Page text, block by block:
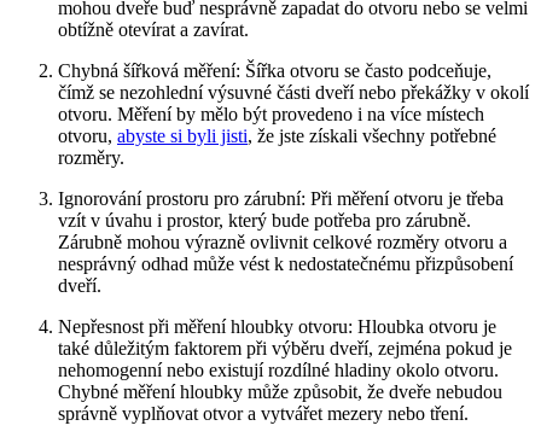
mohou dveře buď nesprávně zapadat do otvoru nebo se velmi
obtížně otevírat a zavírat.
Chybná šířková měření: Šířka otvoru se často podceňuje,
čímž se nezohlední výsuvné části dveří nebo překážky v okolí
otvoru. Měření by mělo být provedeno i na více místech
otvoru, abyste si byli jisti, že jste získali všechny potřebné
rozměry.
Ignorování prostoru pro zárubní: Při měření otvoru je třeba
vzít v úvahu i prostor, který bude potřeba pro zárubně.
Zárubně mohou výrazně ovlivnit celkové rozměry otvoru a
nesprávný odhad může vést k nedostatečnému přizpůsobení
dveří.
Nepřesnost při měření hloubky otvoru: Hloubka otvoru je
také důležitým faktorem při výběru dveří, zejména pokud je
nehomogenní nebo existují rozdílné hladiny okolo otvoru.
Chybné měření hloubky může způsobit, že dveře nebudou
správně vyplňovat otvor a vytvářet mezery nebo tření.